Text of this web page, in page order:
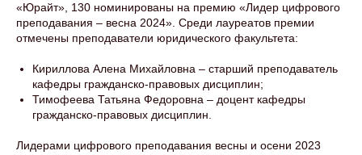
«Юрайт», 130 номинированы на премию «Лидер цифрового
преподавания – весна 2024». Среди лауреатов премии
отмечены преподаватели юридического факультета:
Кириллова Алена Михайловна – старший преподаватель
кафедры гражданско-правовых дисциплин;
Тимофеева Татьяна Федоровна – доцент кафедры
гражданско-правовых дисциплин.
Лидерами цифрового преподавания весны и осени 2023